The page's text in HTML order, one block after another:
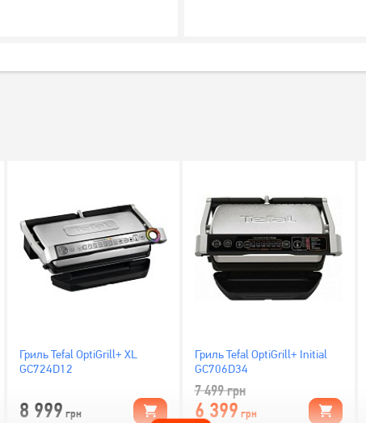
Гриль Tefal OptiGrill+ XL
GC724D12
8 999 грн
Гриль Tefal OptiGrill+ Initial
GC706D34
7 499грн
6 399 грн